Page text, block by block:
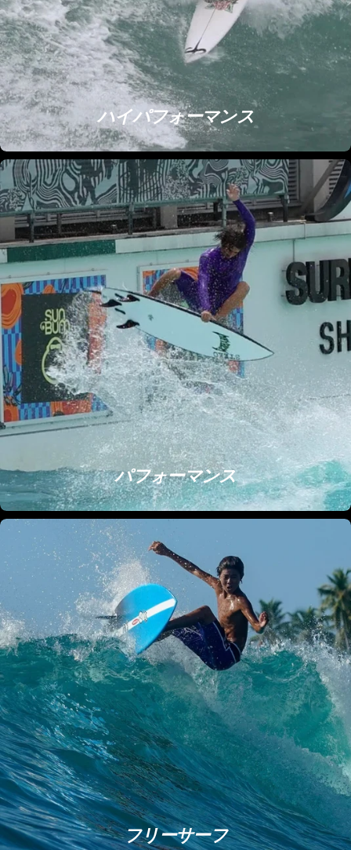
ハイパフォーマンス
パフォーマンス
フリーサーフ